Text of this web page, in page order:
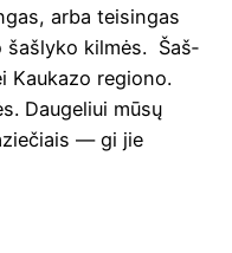
arba tei­sin­gas
šaš­ly­ko kil­mės. Šaš­
Kau­ka­zo regio­no.
Dau­ge­liui mūsų
— gi jie